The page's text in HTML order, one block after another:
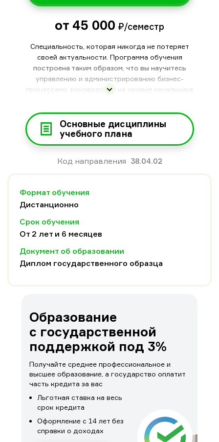
от 45 000 ₽/семестр
Специальность, которая никогда не потеряет
своей актуальности. Программа обучения
построена таким образом, что вы научитесь
управлению и администрированию бизнес-
процессами, руководству на уровне начальника
успешного функционирования бизнеса.
Экономическая основа специальности
позволяет выбрать любую сферу деятельности:
от муниципального управления до частного
Основные дисциплины
учебного плана
Код направления 38.04.02
Формат обучения
Дистанционно
Срок обучения
От 2 лет и 6 месяцев
Документ об образовании
Диплом государственного образца
Образование
с государственной
поддержкой под 3%
Получайте среднее профессиональное и
высшее образование, а государство оплатит
часть кредита за вас
Льготная ставка на весь
срок кредита
Оформление с 14 лет без
справки о доходах